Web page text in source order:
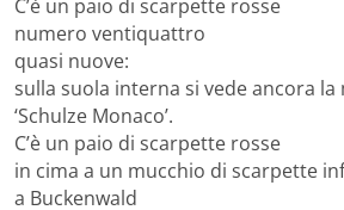
C’è un paio di scarpette rosse
numero ventiquattro
quasi nuove:
sulla suola interna si vede ancora
‘Schulze Monaco’.
C’è un paio di scarpette rosse
in cima a un mucchio di scarpette
a Buckenwald